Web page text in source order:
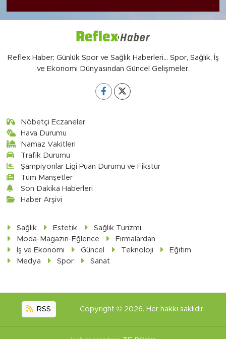
Reflex Haber; Günlük Spor ve Sağlık Haberleri... Spor, Sağlık, İş
ve Ekonomi Dünyasından Güncel Gelişmeler.
Nöbetçi Eczaneler
Hava Durumu
Namaz Vakitleri
Trafik Durumu
Şampiyonlar Ligi Puan Durumu ve Fikstür
Tüm Manşetler
Son Dakika Haberleri
Haber Arşivi
Sağlık Estetik
Sağlık Turizmi
Moda-Magazin-Eğlence
Firmalardan
İş ve Ekonomi
Güncel Teknoloji
Eğitim
Medya
Spor Sanat
RSS Copyright © 2026. Her hakkı saklıdır.